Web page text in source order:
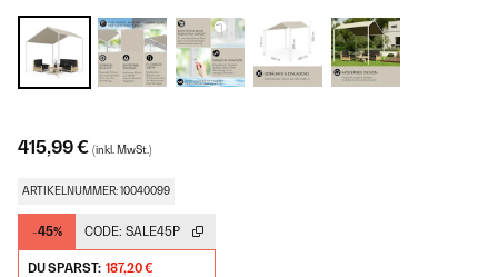
415,99 € (inkl. MwSt.)
ARTIKELNUMMER: 10040099
-45% CODE: SALE45P
DU SPARST: 187,20 €